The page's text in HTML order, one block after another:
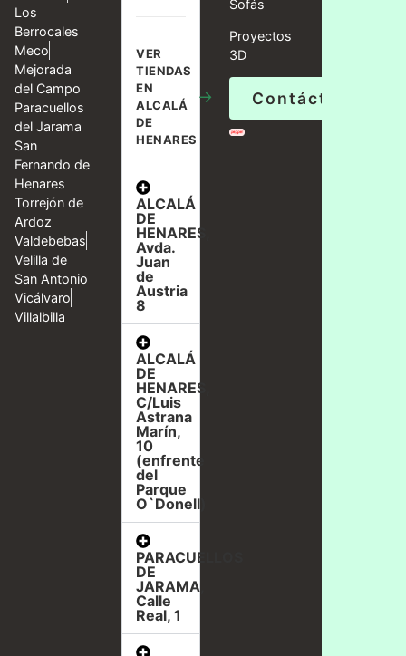
Los
Berrocales
Meco
Mejorada
del Campo
Paracuellos
del Jarama
San
Fernando de
Henares
Torrejón de
Ardoz
Valdebebas
Velilla de
San Antonio
Vicálvaro
Villalbilla
VER
TIENDAS
EN
ALCALÁ
DE
HENARES
→
ALCALÁ
DE
HENARES,
Avda.
Juan
de
Austria
8
ALCALÁ
DE
HENARES,
C/Luis
Astrana
Marín,
10
(enfrente
del
Parque
O`Donell)
PARACUELLOS
DE
JARAMA,
Calle
Real, 1
Sofás
Proyectos
3D
Contáctanos